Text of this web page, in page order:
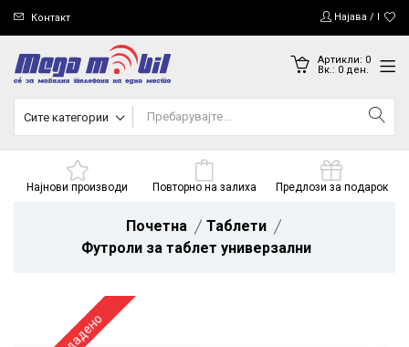
Контакт Најава /
Артикли: 0
Вк.: 0ден.
Сите категории
Најнови производи Повторно на залиха Предлози за подарок
Почетна
Таблети
Футроли за таблет универзални